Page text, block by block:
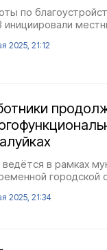
по
инициировали
2025, 21:12
в рамках
городской
2025, 21:34